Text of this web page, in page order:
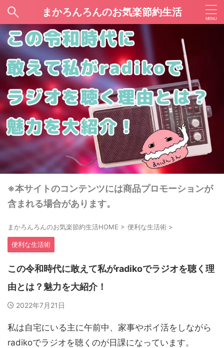
まかろんろんのお気楽節約生活
※本サイトのコンテンツには商品プロモーションが
含まれる場合があります。
まかろんろんのお気楽節約生活HOME > 便利な生活術 >
便利な生活術
この令和時代に敢えて私がradikoでラジオを聴く理
由とは？魅力を大紹介！
2022年7月21日
私は自宅にいる主に午前中、家事やポイ活をしながら
radikoでラジオを聴くのが日課になっています。